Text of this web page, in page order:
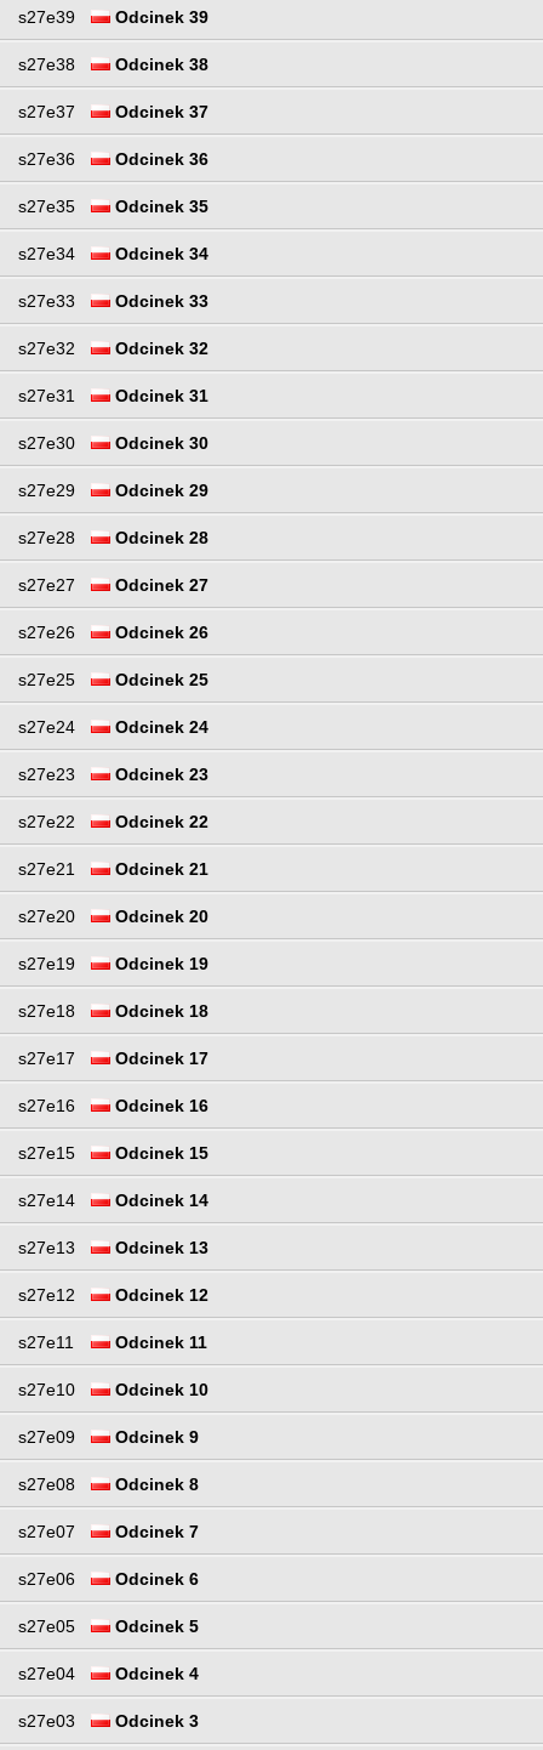
s27e39 Odcinek 39
s27e38 Odcinek 38
s27e37 Odcinek 37
s27e36 Odcinek 36
s27e35 Odcinek 35
s27e34 Odcinek 34
s27e33 Odcinek 33
s27e32 Odcinek 32
s27e31 Odcinek 31
s27e30 Odcinek 30
s27e29 Odcinek 29
s27e28 Odcinek 28
s27e27 Odcinek 27
s27e26 Odcinek 26
s27e25 Odcinek 25
s27e24 Odcinek 24
s27e23 Odcinek 23
s27e22 Odcinek 22
s27e21 Odcinek 21
s27e20 Odcinek 20
s27e19 Odcinek 19
s27e18 Odcinek 18
s27e17 Odcinek 17
s27e16 Odcinek 16
s27e15 Odcinek 15
s27e14 Odcinek 14
s27e13 Odcinek 13
s27e12 Odcinek 12
s27e11 Odcinek 11
s27e10 Odcinek 10
s27e09 Odcinek 9
s27e08 Odcinek 8
s27e07 Odcinek 7
s27e06 Odcinek 6
s27e05 Odcinek 5
s27e04 Odcinek 4
s27e03 Odcinek 3